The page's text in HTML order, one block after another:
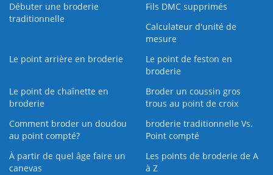
Débuter une broderie
traditionnelle
Fils DMC supprimés
Calculateur d'unité de
mesure
Le point arrière en broderie
Le point de feston en
broderie
Le point de chaînette en
broderie
Broder un coussin gros
trous au point de croix
Comment broder un doudou
au point compté?
broderie traditionnelle Vs.
Point compté
À partir de quel âge faire un
canevas
Les points de broderie de A
à Z